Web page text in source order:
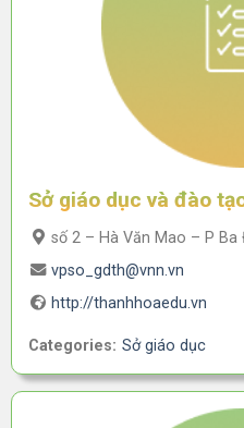
Sở giáo dục và đào
số 2 – Hà Văn Mao – P
vpso_gdth@vnn.vn
http://thanhhoaedu.vn
Categories: Sở giáo dục